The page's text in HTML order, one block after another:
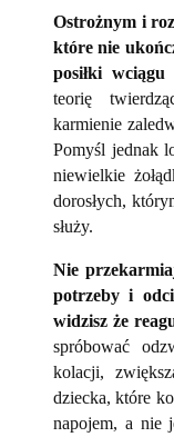
Ostrożnym i
które nie
posiłki wciągu
teorię
karmienie
Pomyśl jednak
niewielkie
dorosłych,
służy.
Nie
potrzeby i
widzisz że
spróbować
kolacji,
dziecka, które
napojem, a nie